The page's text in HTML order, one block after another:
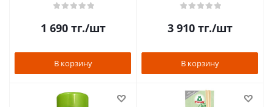
1 690тг./шт
В корзину
3 910тг./шт
В корзину